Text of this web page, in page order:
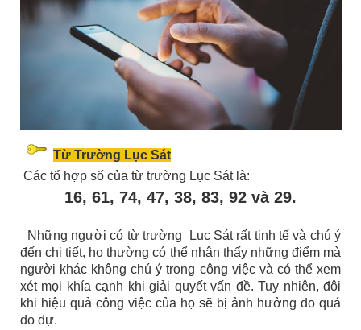
Từ Trường Lục Sát
Các tổ hợp số của từ trường Lục Sát là:
16, 61, 74, 47, 38, 83, 92 và 29.
Những người có từ trường Lục Sát rất tinh tế và chú ý
đến chi tiết, họ thường có thể nhận thấy những điểm mà
người khác không chú ý trong công việc và có thể xem
xét mọi khía cạnh khi giải quyết vấn đề. Tuy nhiên, đôi
khi hiệu quả công việc của họ sẽ bị ảnh hưởng do quá
do dự.